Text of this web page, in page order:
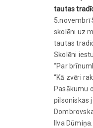
tautas
5.novembrī
skolēni uz
tautas
Skolēni
“Par
“Kā zvēri
Pasākumu
pilsoniskās
Ilva Dūmiņa.